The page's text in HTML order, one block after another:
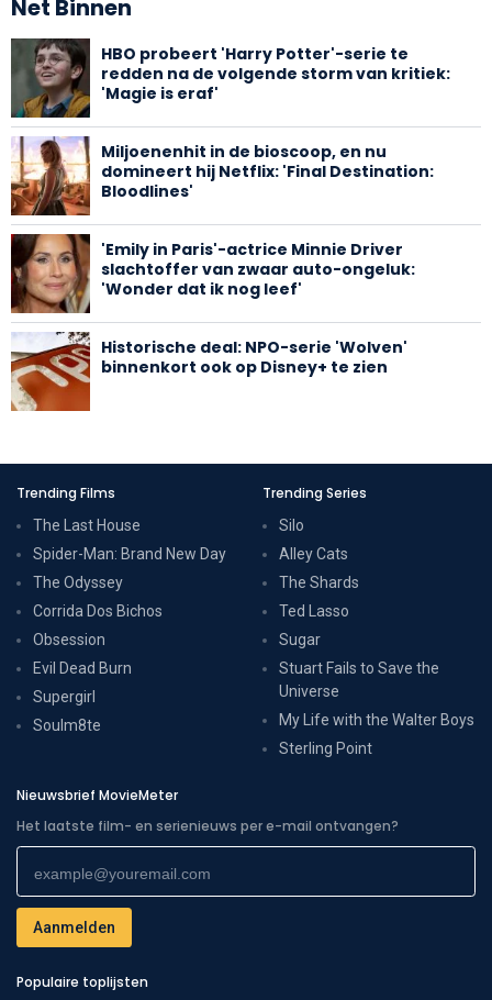
Net Binnen
HBO probeert 'Harry Potter'-serie te
redden na de volgende storm van kritiek:
'Magie is eraf'
Miljoenenhit in de bioscoop, en nu
domineert hij Netflix: 'Final Destination:
Bloodlines'
'Emily in Paris'-actrice Minnie Driver
slachtoffer van zwaar auto-ongeluk:
'Wonder dat ik nog leef'
Historische deal: NPO-serie 'Wolven'
binnenkort ook op Disney+ te zien
Trending Films
The Last House
Spider-Man: Brand New Day
The Odyssey
Corrida Dos Bichos
Obsession
Evil Dead Burn
Supergirl
Soulm8te
Trending Series
Silo
Alley Cats
The Shards
Ted Lasso
Sugar
Stuart Fails to Save the
Universe
My Life with the Walter Boys
Sterling Point
Nieuwsbrief MovieMeter
Het laatste film- en serienieuws per e-mail ontvangen?
Populaire toplijsten